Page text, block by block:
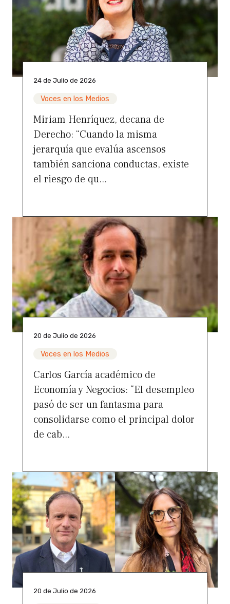
24 de Julio de 2026
Voces en los Medios
Miriam Henríquez, decana de
Derecho: “Cuando la misma
jerarquía que evalúa ascensos
también sanciona conductas, existe
el riesgo de qu...
20 de Julio de 2026
Voces en los Medios
Carlos García académico de
Economía y Negocios: “El desempleo
pasó de ser un fantasma para
consolidarse como el principal dolor
de cab...
20 de Julio de 2026